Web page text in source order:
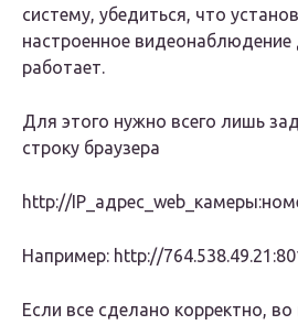
систему, убедиться, что
настроенное видеонаблюдение
работает.
Для этого нужно всего лишь
строку браузера
http://
Например: http://
Если все сделано корректно, во